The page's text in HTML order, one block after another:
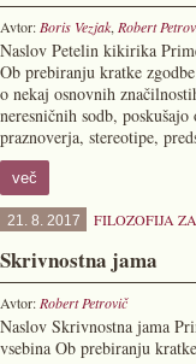
Avtor: Boris Vezjak, Robert
Naslov Petelin kikirika
Ob prebiranju kratke
o nekaj osnovnih
neresničnih sodb,
praznoverja, stereotipe,
več
21. 8. 2017 FILOZOFIJA
Skrivnostna jama
Avtor: Robert Petrovič
Naslov Skrivnostna jama
vsebina Ob prebiranju